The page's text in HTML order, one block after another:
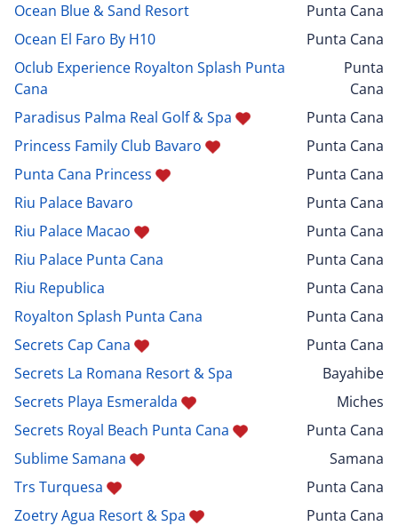
Ocean Blue & Sand Resort
Punta Cana
Ocean El Faro By H10
Punta Cana
Oclub Experience Royalton Splash Punta
Cana
Punta
Cana
Paradisus Palma Real Golf & Spa
Punta Cana
Princess Family Club Bavaro
Punta Cana
Punta Cana Princess
Punta Cana
Riu Palace Bavaro
Punta Cana
Riu Palace Macao
Punta Cana
Riu Palace Punta Cana
Punta Cana
Riu Republica
Punta Cana
Royalton Splash Punta Cana
Punta Cana
Secrets Cap Cana
Punta Cana
Secrets La Romana Resort & Spa
Bayahibe
Secrets Playa Esmeralda
Miches
Secrets Royal Beach Punta Cana
Punta Cana
Sublime Samana
Samana
Trs Turquesa
Punta Cana
Zoetry Agua Resort & Spa
Punta Cana